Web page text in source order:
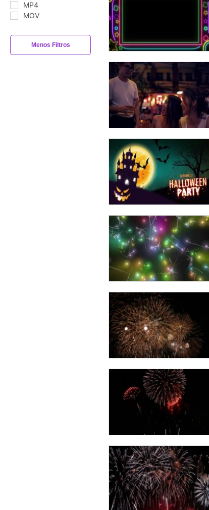
MP4
MOV
Menos Filtros